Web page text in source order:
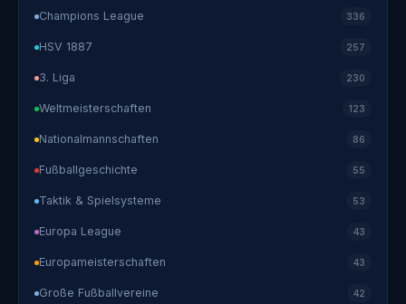
Champions League 336
HSV 1887 257
3. Liga 230
Weltmeisterschaften 123
Nationalmannschaften 86
Fußballgeschichte 55
Taktik & Spielsysteme 53
Europa League 43
Europameisterschaften 43
Große Fußballvereine 42